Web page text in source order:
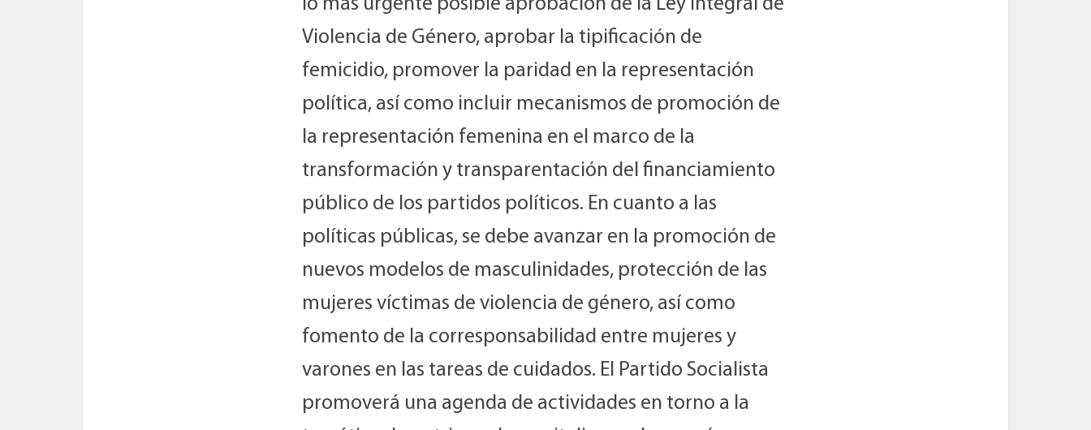
lo más urgente posible aprobación de la Ley Integral de
Violencia de Género, aprobar la tipificación de
femicidio, promover la paridad en la representación
política, así como incluir mecanismos de promoción de
la representación femenina en el marco de la
transformación y transparentación del financiamiento
público de los partidos políticos. En cuanto a las
políticas públicas, se debe avanzar en la promoción de
nuevos modelos de masculinidades, protección de las
mujeres víctimas de violencia de género, así como
fomento de la corresponsabilidad entre mujeres y
varones en las tareas de cuidados. El Partido Socialista
promoverá una agenda de actividades en torno a la